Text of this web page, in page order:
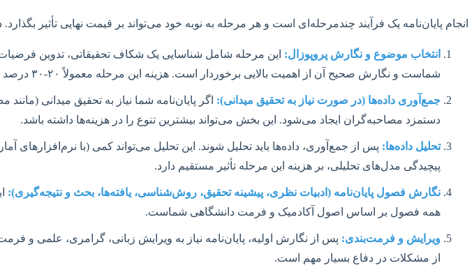
انجام پایان‌نامه یک فرآیند چندمرحله‌ای است و هر مرحله به نوبه خود می‌تواند بر قیمت نهایی تأثیر
انتخاب موضوع و نگارش پروپوزال: این مرحله شامل شناسایی یک شکاف تحقیقاتی، تدوین
شماست و نگارش صحیح آن از اهمیت بالایی برخوردار است. هزینه این مرحله معمولاً ۲۰-۳۰ درصد کل هزینه پایان‌نامه را شامل می‌شود.
جمع‌آوری داده‌ها (در صورت نیاز به تحقیق میدانی): اگر پایان‌نامه شما نیاز به تحقیق میدانی
دستمزد مصاحبه‌گران ایجاد می‌شود. این بخش می‌تواند بیشترین تنوع را در هزینه‌ها داشته باشد.
تحلیل داده‌ها: پس از جمع‌آوری، داده‌ها باید تحلیل شوند. این تحلیل می‌تواند کمی (با نرم‌افزارهای
پیچیدگی مدل‌های تحلیلی، بر هزینه این مرحله تأثیر مستقیم دارد.
نگارش فصول پایان‌نامه (ادبیات نظری، پیشینه تحقیق، روش‌شناسی، یافته‌ها، بحث و نتیجه‌گیری):
همه فصول بر اساس اصول آکادمیک و فرمت دانشگاهی شماست.
ویرایش و فرمت‌بندی: پس از نگارش اولیه، پایان‌نامه نیاز به ویرایش زبانی، گرامری، علمی و
از مشکلات در دفاع بسیار مهم است.